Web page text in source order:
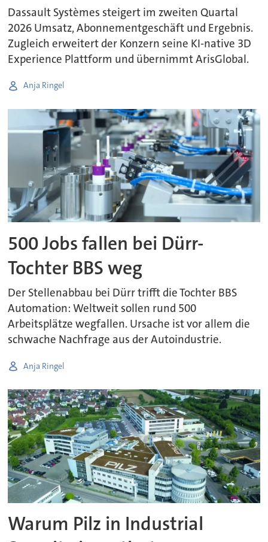
Dassault Systèmes steigert im zweiten Quartal
2026 Umsatz, Abonnementgeschäft und Ergebnis.
Zugleich erweitert der Konzern seine KI-native 3D
Experience Plattform und übernimmt ArisGlobal.
Anja Ringel
500 Jobs fallen bei Dürr-
Tochter BBS weg
Der Stellenabbau bei Dürr trifft die Tochter BBS
Automation: Weltweit sollen rund 500
Arbeitsplätze wegfallen. Ursache ist vor allem die
schwache Nachfrage aus der Autoindustrie.
Anja Ringel
Warum Pilz in Industrial